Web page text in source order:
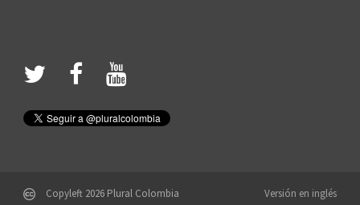
Copyleft 2026 Plural Colombia Versión en inglés